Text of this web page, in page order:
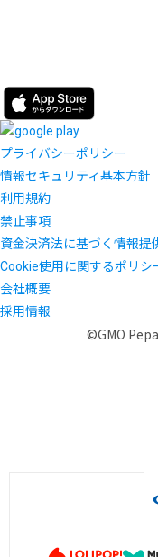
プライバシーポリシー
情報セキュリティ基本方針
利用規約
禁止事項
資金決済法に基づく情報提
Cookie使用に関するポリシ
会社概要
採用情報
©GMO